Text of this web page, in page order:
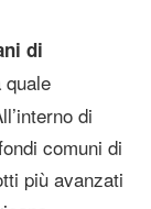
di
quale
di
comuni di
più avanzati